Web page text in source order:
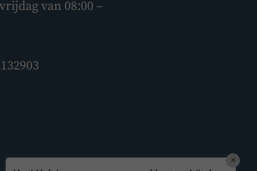
van 08:00 –
×